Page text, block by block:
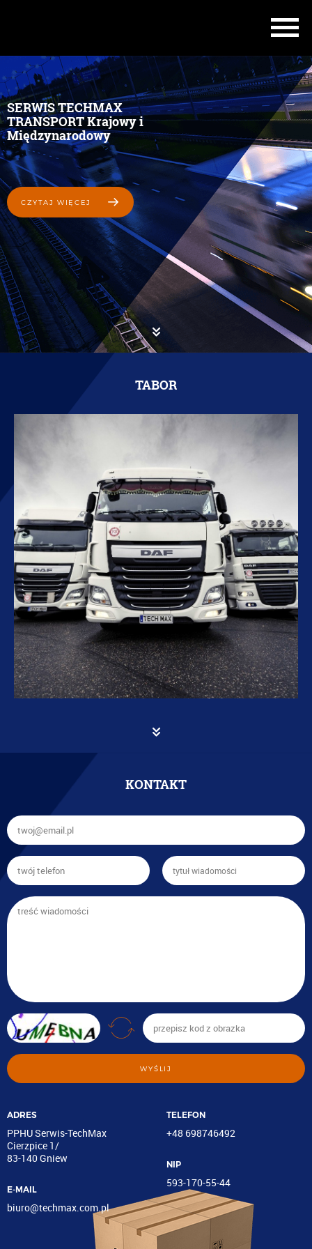
SERWIS TECHMAX
TRANSPORT Krajowy i
Międzynarodowy
CZYTAJ WIĘCEJ
TABOR
KONTAKT
WYŚLIJ
ADRES
PPHU Serwis-TechMax
Cierzpice 1/
83-140 Gniew
E-MAIL
biuro@techmax.com.pl
TELEFON
+48 698746492
NIP
593-170-55-44